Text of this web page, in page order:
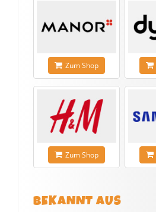
Zum Shop
Zum Shop
BEKANNT AUS